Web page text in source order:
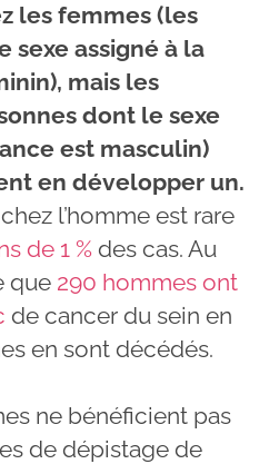
les femmes (les
sexe assigné à la
mais les
dont le sexe
est masculin)
en développer un.
l’homme est rare
de 1 % des cas. Au
que 290 hommes ont
de cancer du sein en
en sont décédés.
ne bénéficient pas
de dépistage de